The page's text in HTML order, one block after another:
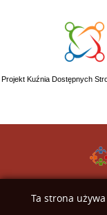
Projekt Kuźnia Dostępnych
Ta strona